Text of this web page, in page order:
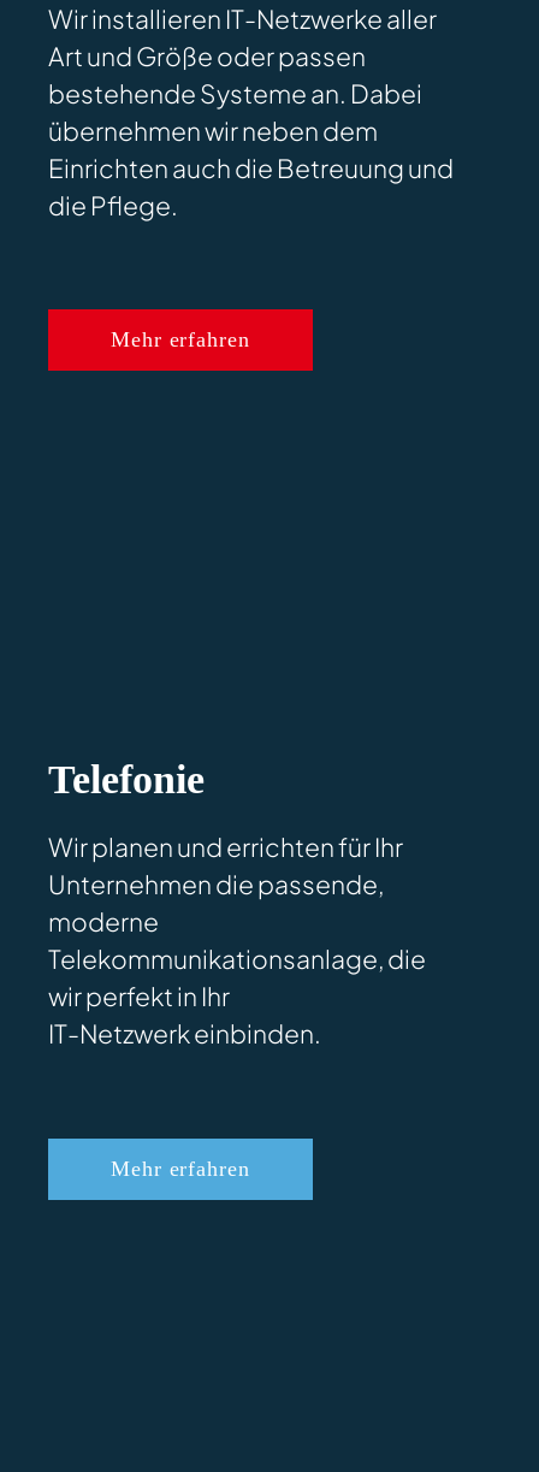
Wir installieren IT-Netzwerke aller
Art und Größe oder passen
bestehende Systeme an. Dabei
übernehmen wir neben dem
Einrichten auch die Betreuung und
die Pflege.
Mehr erfahren
Telefonie
Wir planen und errichten für Ihr
Unternehmen die passende,
moderne
Telekommunikationsanlage, die
wir perfekt in Ihr
IT-Netzwerk einbinden.
Mehr erfahren